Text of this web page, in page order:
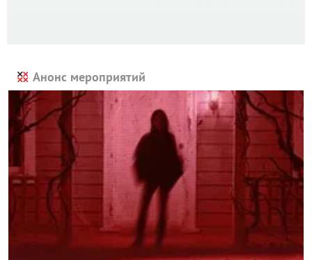
Анонс мероприятий